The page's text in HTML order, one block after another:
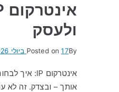
ולעסק
By
Posted on17 ביולי 2026
אותך – ובצדק. זה